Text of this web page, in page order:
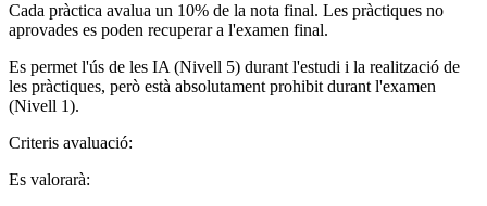
Cada pràctica avalua un 10% de la nota final. Les pràctiques no
aprovades es poden recuperar a l'examen final.
Es permet l'ús de les IA (Nivell 5) durant l'estudi i la realització de
les pràctiques, però està absolutament prohibit durant l'examen
(Nivell 1).
Criteris avaluació:
Es valorarà: